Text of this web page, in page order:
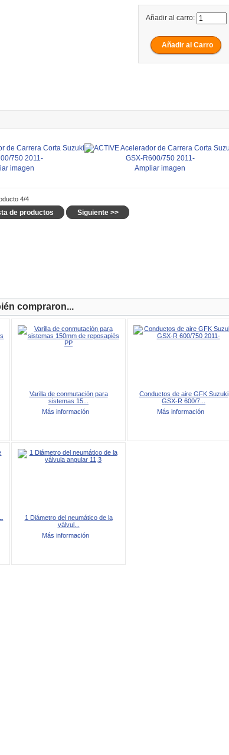
Añadir al carro:
imagen Ampliar imagen
4/4
de productos Siguiente >>
compraron...
Varilla de conmutación para
sistemas 15...
Más información
Conductos de aire GFK Suzuki
GSX-R 600/7...
Más información
1 Diámetro del neumático de la
válvul...
Más información